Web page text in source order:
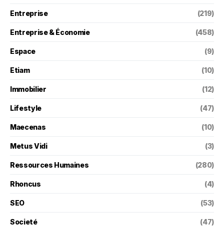
Entreprise (219)
Entreprise & Économie (458)
Espace (9)
Etiam (10)
Immobilier (12)
Lifestyle (47)
Maecenas (10)
Metus Vidi (3)
Ressources Humaines (280)
Rhoncus (4)
SEO (53)
Societé (47)